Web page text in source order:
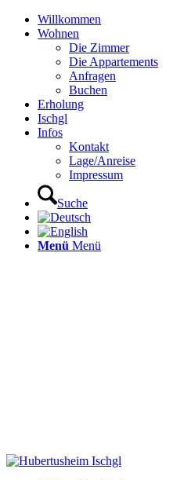
Willkommen
Wohnen
Die Zimmer
Die Appartements
Anfragen
Buchen
Erholung
Ischgl
Infos
Kontakt
Lage/Anreise
Impressum
Suche
Menü Menü